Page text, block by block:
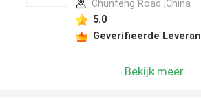
Chunfeng Road ,China
5.0
Geverifieerde
Bekijk meer